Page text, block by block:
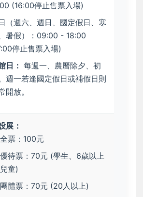
(16:00停止售票入場)
（週六、週日、國定假日、寒
暑假）：09:00 - 18:00
停止售票入場)
日： 每週一、農曆除夕、初
週一若逢國定假日或補假日則
開放。
展：
全票：100元
優待票：70元 (學生、6歲以上
兒童)
團體票：70元 (20人以上)